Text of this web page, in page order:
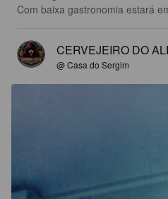
Com baixa gastronomia estará
CERVEJEIRO DO
@ Casa do Sergim